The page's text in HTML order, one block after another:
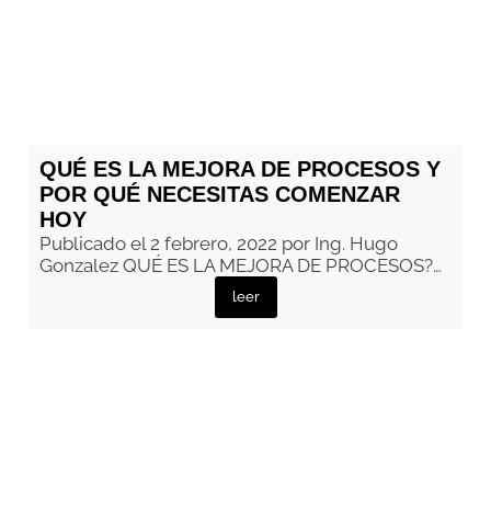
QUÉ ES LA MEJORA DE PROCESOS Y
POR QUÉ NECESITAS COMENZAR
HOY
Publicado el 2 febrero, 2022 por Ing. Hugo
Gonzalez QUÉ ES LA MEJORA DE PROCESOS?…
leer